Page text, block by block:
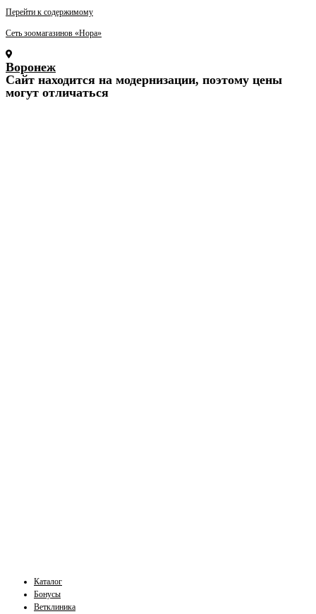
Перейти к содержимому
Сеть зоомагазинов «Нора»
Воронеж
Cайт находится на модернизации, поэтому цены
могут отличаться
Каталог
Бонусы
Ветклиника